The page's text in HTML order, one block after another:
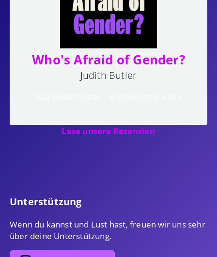
Who's Afraid of Gender?
Judith Butler
Lese unsere Rezension
Unterstützung
Wenn du kannst und Lust hast, freuen wir uns sehr
über deine Unterstützung.